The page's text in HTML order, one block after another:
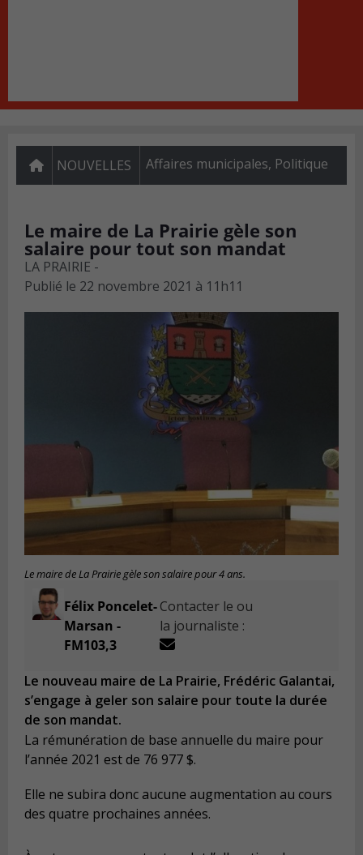
NOUVELLES Affaires municipales, Politique
Le maire de La Prairie gèle son
salaire pour tout son mandat
LA PRAIRIE -
Publié le 22 novembre 2021 à 11h11
Le maire de La Prairie gèle son salaire pour 4 ans.
Félix Poncelet-
Marsan -
FM103,3
Contacter le ou
la journaliste :
Le nouveau maire de La Prairie, Frédéric Galantai,
s’engage à geler son salaire pour toute la durée
de son mandat.
La rémunération de base annuelle du maire pour
l’année 2021 est de 76 977 $.
Elle ne subira donc aucune augmentation au cours
des quatre prochaines années.